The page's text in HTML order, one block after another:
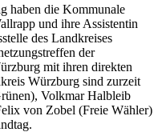
haben die Kommunale
und ihre Assistentin
des Landkreises
der
mit ihren direkten
Würzburg sind zurzeit
Volkmar Halbleib
von Zobel (Freie Wähler)